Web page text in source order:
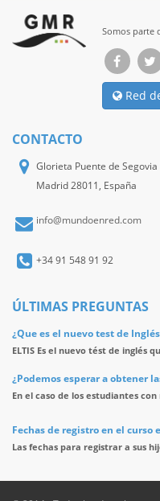
Somos parte
Red
CONTACTO
Glorieta Puente de Segovia
Madrid 28011, España
info@mundoenred.com
+34 91 548 91 92
ÚLTIMAS PREGUNTAS
¿Que es el nuevo test de Inglés
ELTIS Es el nuevo tést de inglés
¿Podemos esperar a obtener
En el caso de los estudiantes
Fechas de registro en el curso
Las fechas para registrar a sus